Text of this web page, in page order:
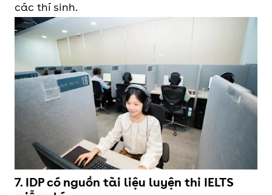
các thí sinh.
7. IDP có nguồn tài liệu luyện thi IELTS